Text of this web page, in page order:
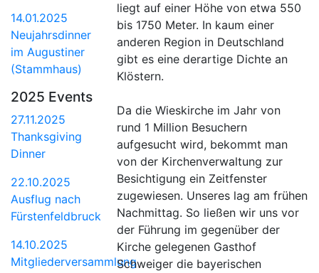
14.01.2025
Neujahrsdinner
im Augustiner
(Stammhaus)
2025 Events
27.11.2025
Thanksgiving
Dinner
22.10.2025
Ausflug nach
Fürstenfeldbruck
14.10.2025
Mitgliederversammlung
liegt auf einer Höhe von etwa 550
bis 1750 Meter. In kaum einer
anderen Region in Deutschland
gibt es eine derartige Dichte an
Klöstern.
Da die Wieskirche im Jahr von
rund 1 Million Besuchern
aufgesucht wird, bekommt man
von der Kirchenverwaltung zur
Besichtigung ein Zeitfenster
zugewiesen. Unseres lag am frühen
Nachmittag. So ließen wir uns vor
der Führung im gegenüber der
Kirche gelegenen Gasthof
Schweiger die bayerischen